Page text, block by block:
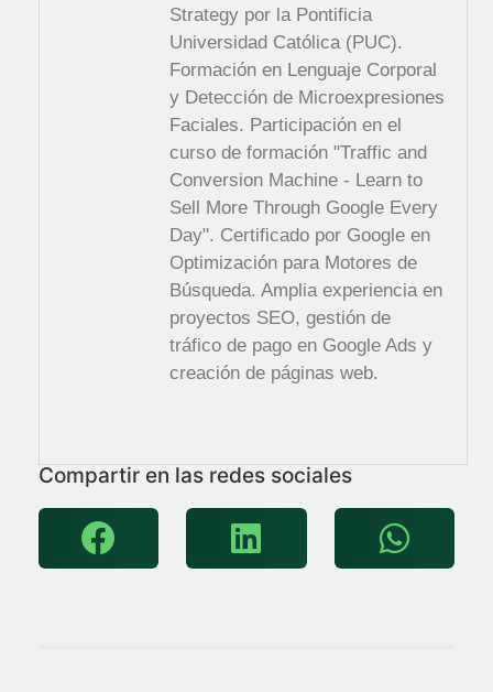
Strategy por la Pontificia
Universidad Católica (PUC).
Formación en Lenguaje Corporal
y Detección de Microexpresiones
Faciales. Participación en el
curso de formación "Traffic and
Conversion Machine - Learn to
Sell More Through Google Every
Day". Certificado por Google en
Optimización para Motores de
Búsqueda. Amplia experiencia en
proyectos SEO, gestión de
tráfico de pago en Google Ads y
creación de páginas web.
Compartir en las redes sociales